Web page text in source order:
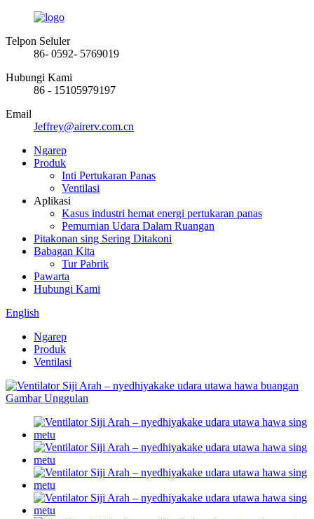
Telpon Seluler
86- 0592- 5769019
Hubungi Kami
86 - 15105979197
Email
Jeffrey@airerv.com.cn
Ngarep
Produk
Inti Pertukaran Panas
Ventilasi
Aplikasi
Kasus industri hemat energi pertukaran panas
Pemurnian Udara Dalam Ruangan
Pitakonan sing Sering Ditakoni
Babagan Kita
Tur Pabrik
Pawarta
Hubungi Kami
English
Ngarep
Produk
Ventilasi